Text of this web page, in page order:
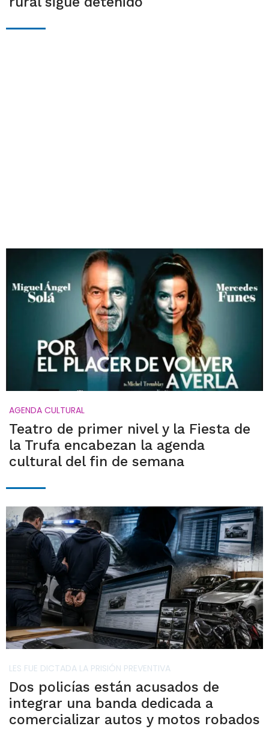
AGENDA CULTURAL
Teatro de primer nivel y la Fiesta de
la Trufa encabezan la agenda
cultural del fin de semana
LES FUE DICTADA LA PRISIÓN PREVENTIVA
Dos policías están acusados de
integrar una banda dedicada a
comercializar autos y motos robados